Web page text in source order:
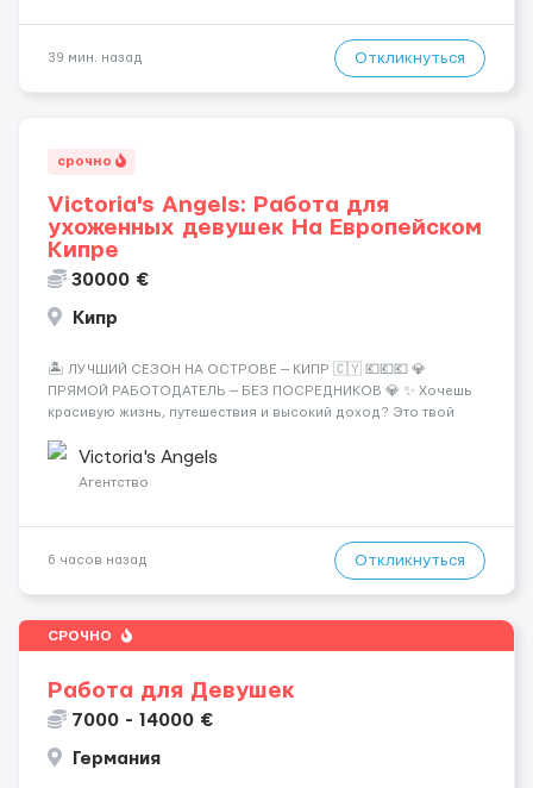
39 мин. назад Откликнуться
срочно
Victoria's Angels: Работа для
ухоженных девушек На Европейском
Кипре
30000 €
Кипр
🏝️ ЛУЧШИЙ СЕЗОН НА ОСТРОВЕ — КИПР 🇨🇾 💶💶💶 💎
ПРЯМОЙ РАБОТОДАТЕЛЬ — БЕЗ ПОСРЕДНИКОВ 💎 ✨ Хочешь
красивую жизнь, путешествия и высокий доход? Это твой
Опытная команда с годами практики — Стабильный поток
клиентов (без ...
Victoria's Angels
Агентство
6 часов назад Откликнуться
СРОЧНО
Работа для Девушек
7000 - 14000 €
Германия